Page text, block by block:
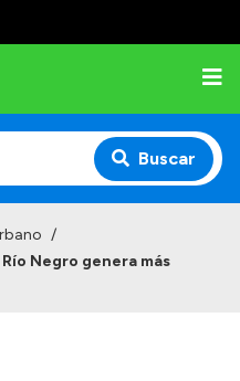
Buscar
/
Negro genera más